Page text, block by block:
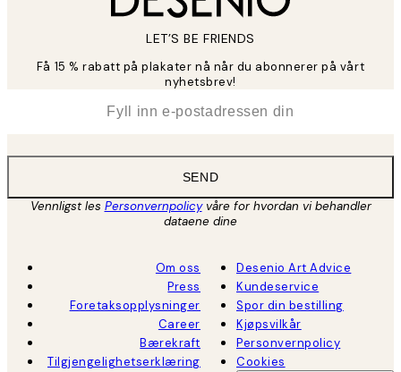
LET’S BE FRIENDS
Få 15 % rabatt på plakater nå når du abonnerer på vårt
nyhetsbrev!
SEND
Vennligst les Personvernpolicyvåre for hvordan vi behandler
dataene dine
Om oss
Press
Foretaksopplysninger
Career
Bærekraft
Tilgjengelighetserklæring
Desenio Art Advice
Kundeservice
Spor din bestilling
Kjøpsvilkår
Personvernpolicy
Cookies